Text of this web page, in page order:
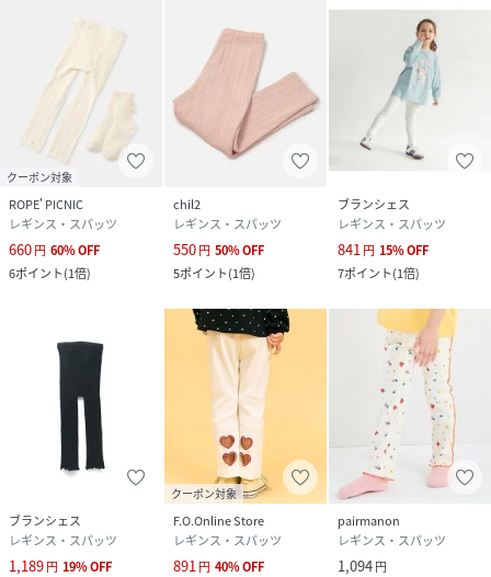
GRR85000-50-333 QR4946)
クーポン対象
ROPE' PICNIC
レギンス・スパッツ
660円 60%OFF
6ポイント(1倍)
chil2
レギンス・スパッツ
550円 50%OFF
5ポイント(1倍)
ブランシェス
レギンス・スパッツ
841円 15%OFF
7ポイント(1倍)
ブランシェス
レギンス・スパッツ
1,189円 19%OFF
クーポン対象
F.O.Online Store
レギンス・スパッツ
891円 40%OFF
pairmanon
レギンス・スパッツ
1,094円